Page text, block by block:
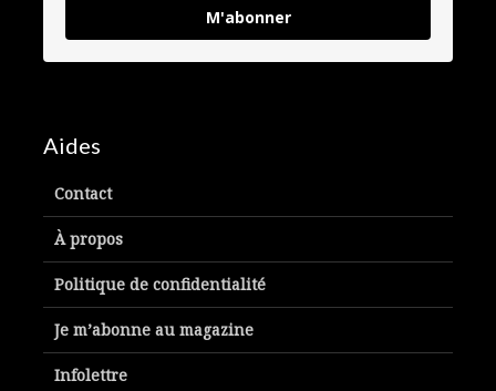
M'abonner
Aides
Contact
À propos
Politique de confidentialité
Je m’abonne au magazine
Infolettre